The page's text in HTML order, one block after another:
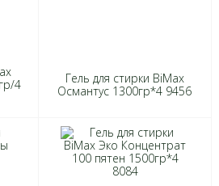
4
Гель для стирки BiMax
Османтус 1300гр*4 9456